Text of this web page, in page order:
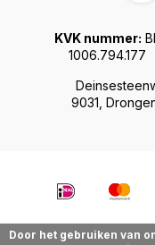
9031,
KVK nummer:
1006.794.177
Door het gebruiken van